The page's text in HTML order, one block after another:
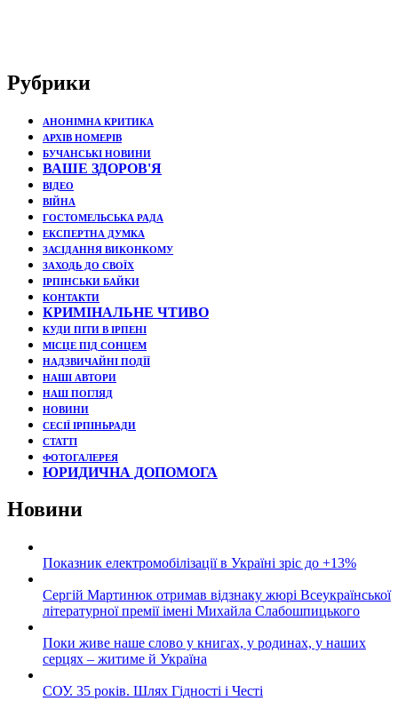
Рубрики
АНОНІМНА КРИТИКА
АРХІВ НОМЕРІВ
БУЧАНСЬКІ НОВИНИ
ВАШЕ ЗДОРОВ'Я
ВІДЕО
ВІЙНА
ГОСТОМЕЛЬСЬКА РАДА
ЕКСПЕРТНА ДУМКА
ЗАСІДАННЯ ВИКОНКОМУ
ЗАХОДЬ ДО СВОЇХ
ІРПІНСЬКИ БАЙКИ
КОНТАКТИ
КРИМІНАЛЬНЕ ЧТИВО
КУДИ ПІТИ В ІРПЕНІ
МІСЦЕ ПІД СОНЦЕМ
НАДЗВИЧАЙНІ ПОДЇЇ
НАШІ АВТОРИ
НАШ ПОГЛЯД
НОВИНИ
СЕСІЇ ІРПІНЬРАДИ
СТАТТІ
ФОТОГАЛЕРЕЯ
ЮРИДИЧНА ДОПОМОГА
Новини
Показник електромобілізації в Україні зріс до +13%
Сергій Мартинюк отримав відзнаку жюрі Всеукраїнської
літературної премії імені Михайла Слабошпицького
Поки живе наше слово у книгах, у родинах, у наших
серцях – житиме й Україна
СОУ. 35 років. Шлях Гідності і Честі